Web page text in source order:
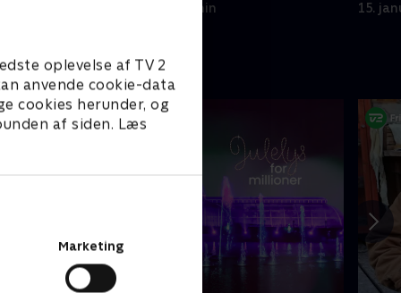
oplevelse af TV 2
anvende cookie-data
cookies herunder, og
af siden. Læs
Marketing
8. januar 2026 • 9 min 15.